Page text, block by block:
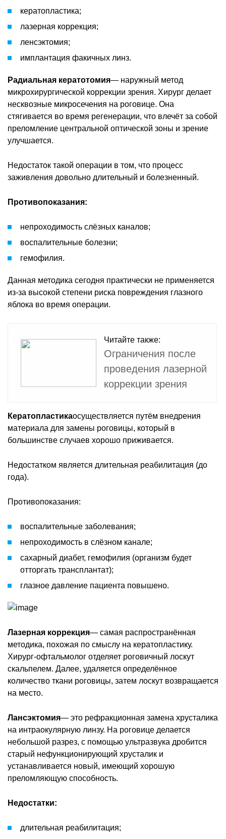
кератопластика;
лазерная коррекция;
ленсэктомия;
имплантация факичных линз.
Радиальная кератотомия— наружный метод
микрохирургической коррекции зрения. Хирург делает
несквозные микросечения на роговице. Она
стягивается во время регенерации, что влечёт за собой
преломление центральной оптической зоны и зрение
улучшается.
Недостаток такой операции в том, что процесс
заживления довольно длительный и болезненный.
Противопоказания:
непроходимость слёзных каналов;
воспалительные болезни;
гемофилия.
Данная методика сегодня практически не применяется
из-за высокой степени риска повреждения глазного
яблока во время операции.
Читайте также:
Ограничения после
проведения лазерной
коррекции зрения
Кератопластикаосуществляется путём внедрения
материала для замены роговицы, который в
большинстве случаев хорошо приживается.
Недостатком является длительная реабилитация (до
года).
Противопоказания:
воспалительные заболевания;
непроходимость в слёзном канале;
сахарный диабет, гемофилия (организм будет
отторгать трансплантат);
глазное давление пациента повышено.
Лазерная коррекция— самая распространённая
методика, похожая по смыслу на кератопластику.
Хирург-офтальмолог отделяет роговичный лоскут
скальпелем. Далее, удаляется определённое
количество ткани роговицы, затем лоскут возвращается
на место.
Лансэктомия— это рефракционная замена хрусталика
на интраокулярную линзу. На роговице делается
небольшой разрез, с помощью ультразвука дробится
старый нефункционирующий хрусталик и
устанавливается новый, имеющий хорошую
преломляющую способность.
Недостатки:
длительная реабилитация;